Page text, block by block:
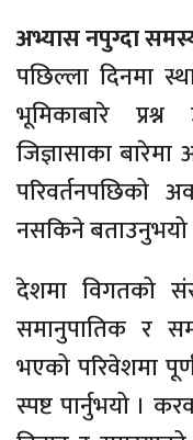
अभ्यास नपुग्दा
पछिल्ला दिनमा
भूमिकाबारे
जिज्ञासाका
परिवर्तनपछिको
नसकिने बताउनुभयो
देशमा विगतको
समानुपातिक र
भएको परिवेशमा
स्पष्ट पार्नुभयो ।